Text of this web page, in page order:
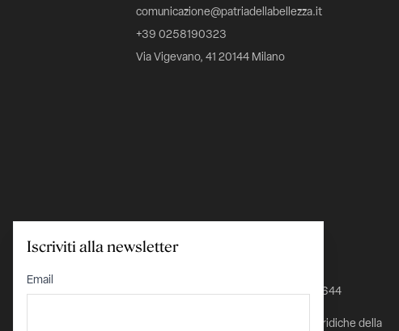
comunicazione@patriadellabellezza.it
+39 0258190323
Via Vigevano, 41 20144 Milano
IBAN IT24K0348801601000000026644
Iscritta nel Registro delle Persone Giuridiche della
Iscriviti alla newsletter
Email